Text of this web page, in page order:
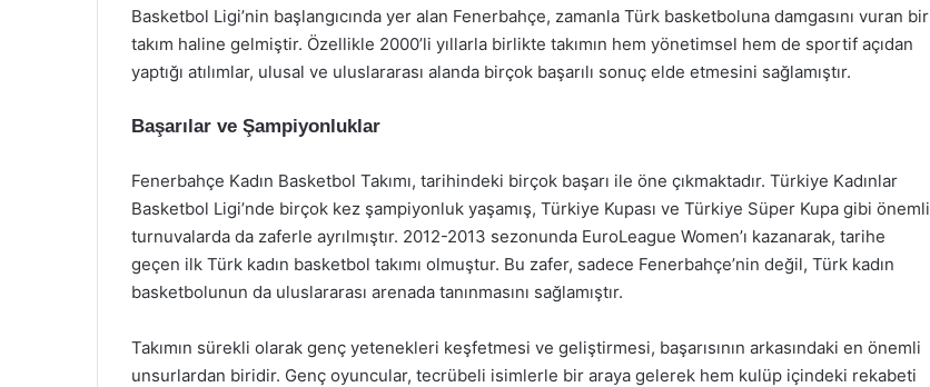
Basketbol Ligi’nin başlangıcında yer alan Fenerbahçe, zamanla Türk basketboluna damgasını vuran bir
takım haline gelmiştir. Özellikle 2000’li yıllarla birlikte takımın hem yönetimsel hem de sportif açıdan
yaptığı atılımlar, ulusal ve uluslararası alanda birçok başarılı sonuç elde etmesini sağlamıştır.
Başarılar ve Şampiyonluklar
Fenerbahçe Kadın Basketbol Takımı, tarihindeki birçok başarı ile öne çıkmaktadır. Türkiye Kadınlar
Basketbol Ligi’nde birçok kez şampiyonluk yaşamış, Türkiye Kupası ve Türkiye Süper Kupa gibi önemli
turnuvalarda da zaferle ayrılmıştır. 2012-2013 sezonunda EuroLeague Women’ı kazanarak, tarihe
geçen ilk Türk kadın basketbol takımı olmuştur. Bu zafer, sadece Fenerbahçe’nin değil, Türk kadın
basketbolunun da uluslararası arenada tanınmasını sağlamıştır.
Takımın sürekli olarak genç yetenekleri keşfetmesi ve geliştirmesi, başarısının arkasındaki en önemli
unsurlardan biridir. Genç oyuncular, tecrübeli isimlerle bir araya gelerek hem kulüp içindeki rekabeti